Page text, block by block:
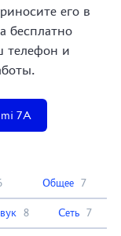
его в
бесплатно
телефон и
7A
Общее 7
8 Сеть 7